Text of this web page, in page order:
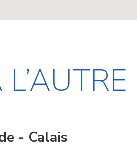
- Calais